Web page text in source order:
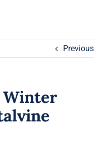
Previous
Winter